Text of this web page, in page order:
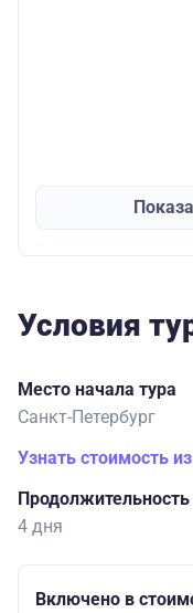
Условия
Место начала тура
Санкт-Петербург
Узнать стоимость
Продолжительность
4 дня
Включено в